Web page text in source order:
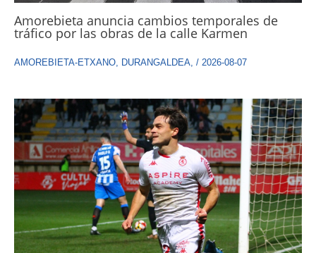
Amorebieta anuncia cambios temporales de
tráfico por las obras de la calle Karmen
AMOREBIETA-ETXANO, DURANGALDEA, / 2026-08-07